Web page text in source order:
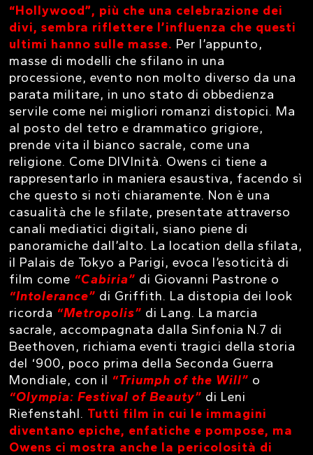
“Hollywood”, più che una celebrazione dei
divi, sembra riflettere l’influenza che questi
ultimi hanno sulle masse. Per l’appunto,
masse di modelli che sfilano in una
processione, evento non molto diverso da una
parata militare, in uno stato di obbedienza
servile come nei migliori romanzi distopici. Ma
al posto del tetro e drammatico grigiore,
prende vita il bianco sacrale, come una
religione. Come DIVInità. Owens ci tiene a
rappresentarlo in maniera esaustiva, facendo sì
che questo si noti chiaramente. Non è una
casualità che le sfilate, presentate attraverso
canali mediatici digitali, siano piene di
panoramiche dall’alto. La location della sfilata,
il Palais de Tokyo a Parigi, evoca l’esoticità di
film come “Cabiria” di Giovanni Pastrone o
“Intolerance” di Griffith. La distopia dei look
ricorda “Metropolis” di Lang. La marcia
sacrale, accompagnata dalla Sinfonia N.7 di
Beethoven, richiama eventi tragici della storia
del ‘900, poco prima della Seconda Guerra
Mondiale, con il “Triumph of the Will” o
“Olympia: Festival of Beauty” di Leni
Riefenstahl. Tutti film in cui le immagini
diventano epiche, enfatiche e pompose, ma
Owens ci mostra anche la pericolosità di